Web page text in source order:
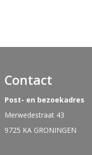
Contact
Post- en bezoekadres
Merwedestraat 43
9725 KA GRONINGEN